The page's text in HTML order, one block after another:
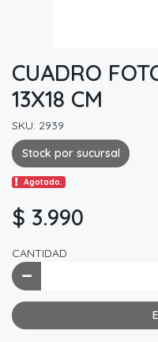
CUADRO
13X18 CM
SKU: 2939
Stock por sucursal
Agotado.
$ 3.990
CANTIDAD